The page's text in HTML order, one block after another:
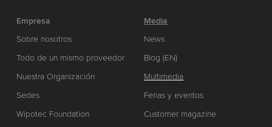
Empresa
Sobre nosotros
Todo de un mismo proveedor
Nuestra Organización
Sedes
Wipotec Foundation
Media
News
Blog (EN)
Multimedia
Ferias y eventos
Customer magazine